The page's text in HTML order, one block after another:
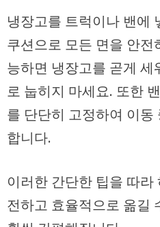
냉장고를 트럭이나 밴에
쿠션으로 모든 면을 안
능하면 냉장고를 곧게
로 눕히지 마세요. 또한
를 단단히 고정하여 이
합니다.
이러한 간단한 팁을 따
전하고 효율적으로 옮길